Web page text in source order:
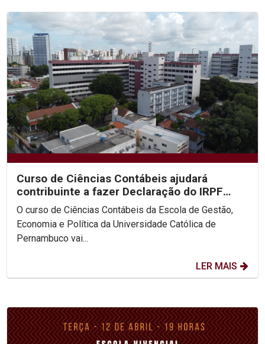
Curso de Ciências Contábeis ajudará
contribuinte a fazer Declaração do IRPF
2022
O curso de Ciências Contábeis da Escola de Gestão,
Economia e Política da Universidade Católica de
Pernambuco vai...
LER MAIS